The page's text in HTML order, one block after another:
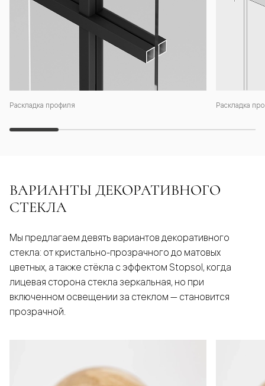
Раскладка профиля Раскладка
ВАРИАНТЫ ДЕКОРАТИВНОГО
СТЕКЛА
Мы предлагаем девять вариантов декоративного
стекла: от кристально-прозрачного до матовых
цветных, а также стёкла с эффектом Stopsol, когда
лицевая сторона стекла зеркальная, но при
включенном освещении за стеклом — становится
прозрачной.